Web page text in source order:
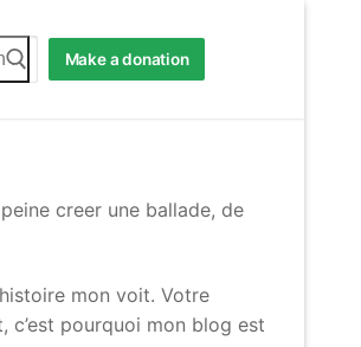
Make a donation
creer une ballade, de
mon voit. Votre
c’est pourquoi mon blog est